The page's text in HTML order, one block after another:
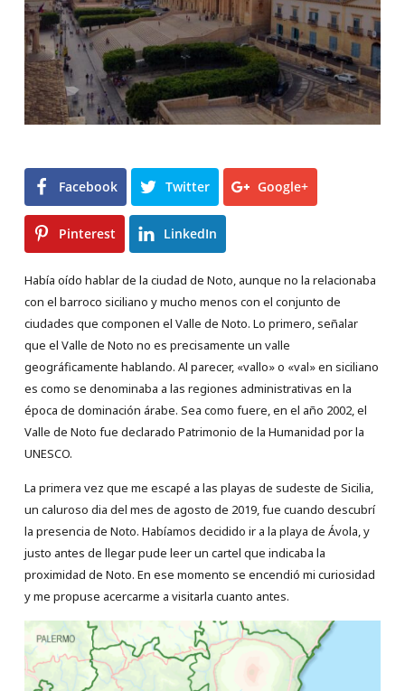
Facebook Twitter Google+
Pinterest LinkedIn
Había oído hablar de la ciudad de Noto, aunque no la relacionaba
con el barroco siciliano y mucho menos con el conjunto de
ciudades que componen el Valle de Noto. Lo primero, señalar
que el Valle de Noto no es precisamente un valle
geográficamente hablando. Al parecer, «vallo» o «val» en siciliano
es como se denominaba a las regiones administrativas en la
época de dominación árabe. Sea como fuere, en el año 2002, el
Valle de Noto fue declarado Patrimonio de la Humanidad por la
UNESCO.
La primera vez que me escapé a las playas de sudeste de Sicilia,
un caluroso dia del mes de agosto de 2019, fue cuando descubrí
la presencia de Noto. Habíamos decidido ir a la playa de Ávola, y
justo antes de llegar pude leer un cartel que indicaba la
proximidad de Noto. En ese momento se encendió mi curiosidad
y me propuse acercarme a visitarla cuanto antes.